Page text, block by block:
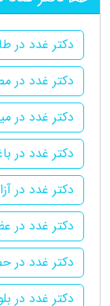
دکتر غدد در
دکتر غدد در
دکتر غدد در
دکتر غدد در
دکتر غدد در
دکتر غدد در
دکتر غدد در
دکتر غدد در